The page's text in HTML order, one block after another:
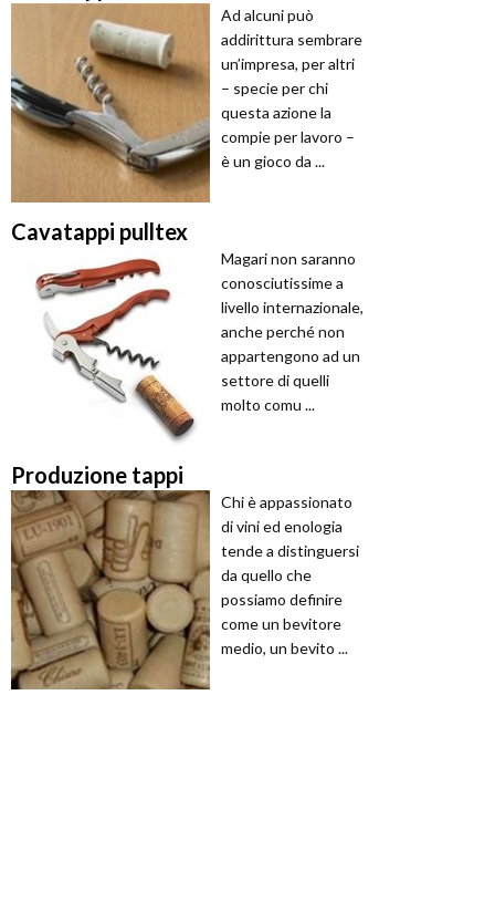
Ad alcuni può
addirittura sembrare
un’impresa, per altri
– specie per chi
questa azione la
compie per lavoro –
è un gioco da ...
Cavatappi pulltex
Magari non saranno
conosciutissime a
livello internazionale,
anche perché non
appartengono ad un
settore di quelli
molto comu ...
Produzione tappi
Chi è appassionato
di vini ed enologia
tende a distinguersi
da quello che
possiamo definire
come un bevitore
medio, un bevito ...